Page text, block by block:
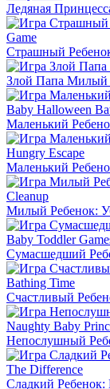
Ледяная
Страшный
Злой Папа Милый
Маленький
Маленький
Милый Ребенок:
Сумасшедший
Счастливый
Непослушный
Сладкий